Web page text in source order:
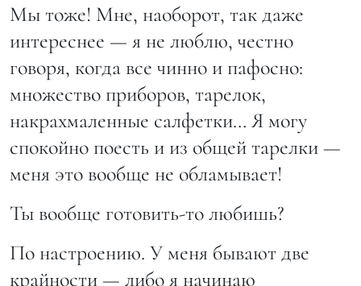
Мы тоже! Мне, наоборот, так даже
интереснее — я не люблю, честно
говоря, когда все чинно и пафосно:
множество приборов, тарелок,
накрахмаленные салфетки… Я могу
спокойно поесть и из общей тарелки —
меня это вообще не обламывает!
Ты вообще готовить-то любишь?
По настроению. У меня бывают две
крайности — либо я начинаю